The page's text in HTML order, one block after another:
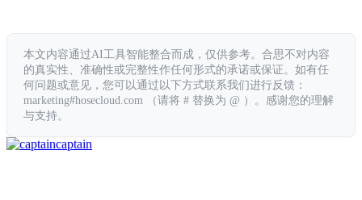
本文内容通过AI工具智能整合而成，仅供参考。合思不对内容
的真实性、准确性或完整性作任何形式的承诺或保证。如有任
何问题或意见，您可以通过以下方式联系我们进行反馈：
marketing#hosecloud.com （请将 # 替换为 @ ）。感谢您的理解
与支持。
captain